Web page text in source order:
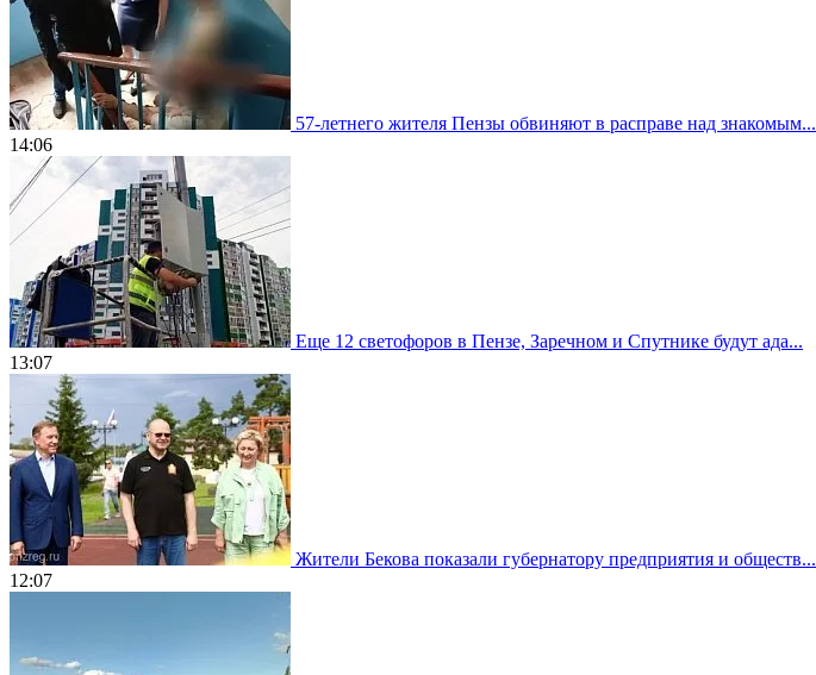
57-летнего жителя Пензы обвиняют в расправе над знакомым...
14:06
Еще 12 светофоров в Пензе, Заречном и Спутнике будут ада...
13:07
Жители Бекова показали губернатору предприятия и обществ...
12:07